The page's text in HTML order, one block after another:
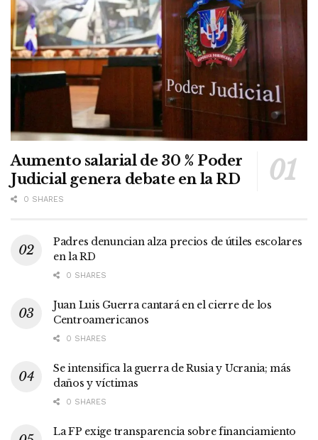
Aumento salarial de 30 % Poder
Judicial genera debate en la RD
0 SHARES
Padres denuncian alza precios de útiles escolares
en la RD
0 SHARES
Juan Luis Guerra cantará en el cierre de los
Centroamericanos
0 SHARES
Se intensifica la guerra de Rusia y Ucrania; más
daños y víctimas
0 SHARES
La FP exige transparencia sobre financiamiento